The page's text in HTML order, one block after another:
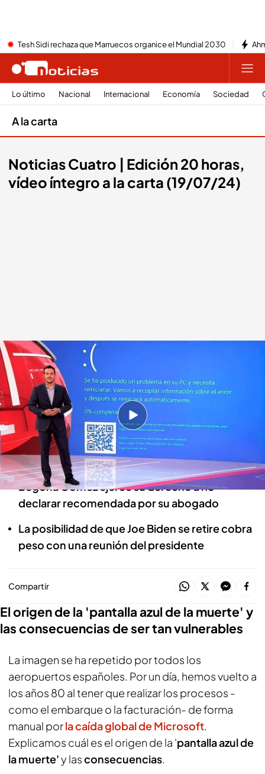
Tesh Sidi rechaza que Marruecos organice el Mundial 2030
Lo último Nacional Internacional Economía Sociedad
A la carta
Noticias Cuatro | Edición 20 horas,
vídeo íntegro a la carta (19/07/24)
Las noticias, de la mano de Diego Losada
Redacción digital Noticias Cuatro
19 JUL 2024 - 21:30h.
Veremos el origen de la 'pantalla azul de la
muerte' y las consecuencias de ser tan
vulnerables
Begoña Gómez ejerce su derecho a no
declarar recomendada por su abogado
La posibilidad de que Joe Biden se retire cobra
peso con una reunión del presidente
Compartir
El origen de la 'pantalla azul de la muerte' y
las consecuencias de ser tan vulnerables
La imagen se ha repetido por todos los
aeropuertos españoles. Por un día, hemos vuelto a
los años 80 al tener que realizar los procesos -
como el embarque o la facturación- de forma
manual porla caída global de Microsoft.
Explicamos cuál es el origen de la 'pantalla azul de
la muerte'y lasconsecuencias.